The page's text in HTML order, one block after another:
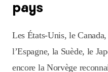
pays
Les États-Unis, le
l’Espagne, la Suède, le
encore la Norvège